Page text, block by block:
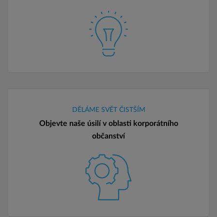
DĚLÁME SVĚT ČISTŠÍM
Objevte naše úsilí v oblasti korporátního
občanství